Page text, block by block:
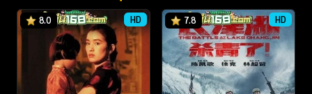
8.0 HD 7.8 HD